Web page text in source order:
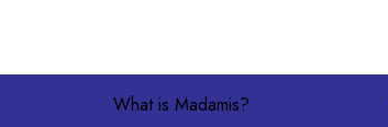
What is Madamis?